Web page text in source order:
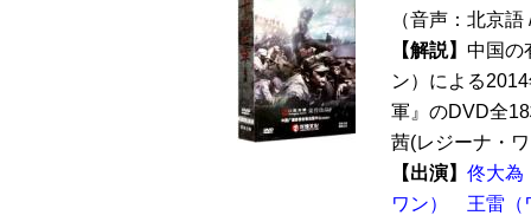
（音声：北京
【解説】 中国の
ン）による
軍』のDVD全
茜(レジーナ・
【出演】 佟大為
ワン）
王雷（